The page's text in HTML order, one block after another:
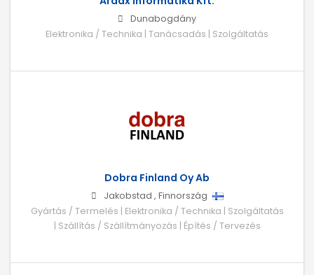
Dunabogdány
Elektronika / Technika | Tanácsadás | Szolgáltatás
Dobra Finland Oy Ab
Jakobstad , Finnország
Gyártás / Termelés | Elektronika / Technika | Szolgáltatás
| Szállítás / Szállítmányozás | Építés / Tervezés